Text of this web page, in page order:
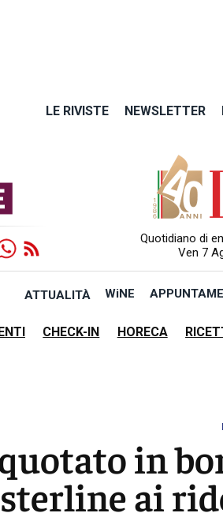
LE RIVISTE NEWSLETTER
Quotidiano di
Ven 7
ATTUALITÀ WiNE
CHECK-IN HORECA
in
ai